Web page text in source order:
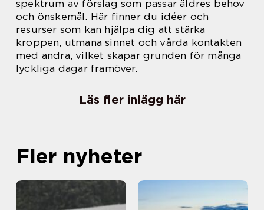
spektrum av förslag som passar äldres behov
och önskemål. Här finner du idéer och
resurser som kan hjälpa dig att stärka
kroppen, utmana sinnet och vårda kontakten
med andra, vilket skapar grunden för många
lyckliga dagar framöver.
Läs fler inlägg här
Fler nyheter